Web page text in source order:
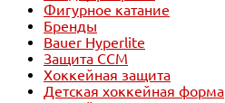
Фигурное катание
Бренды
Bauer Hyperlite
Защита CCM
Хоккейная защита
Детская хоккейная форма